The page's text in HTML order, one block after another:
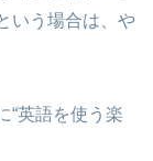
いう場合は、や
“英語を使う楽